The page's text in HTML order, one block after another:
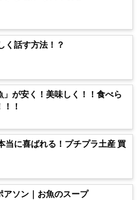
く話す方法！？
」が安く！美味しく！！食べら
！
当に喜ばれる！プチプラ土産 買
アソン｜お魚のスープ